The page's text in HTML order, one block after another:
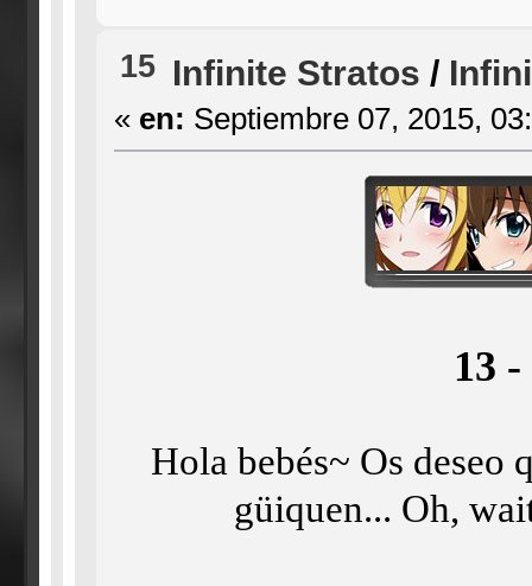
15 Infinite Stratos /
« en: Septiembre 07, 2015,
13
Hola bebés~ Os deseo
güiquen... Oh,